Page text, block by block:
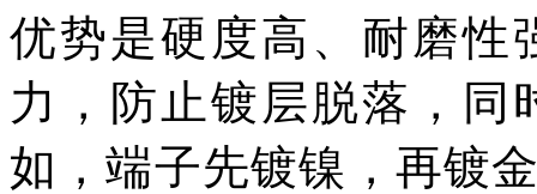
优势是硬度高、耐磨性
力，防止镀层脱落，同
如，端子先镀镍，再镀